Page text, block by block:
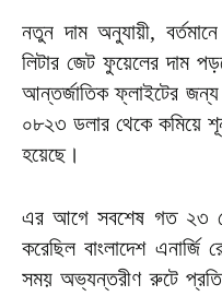
নতুন দাম অনুযায়ী,
লিটার জেট ফুয়েলের দাম
আন্তর্জাতিক ফ্লাইটের জন্য
০৮২৩ ডলার থেকে কমিয়ে
হয়েছে।
এর আগে সবশেষ গত ২৩
করেছিল বাংলাদেশ
সময় অভ্যন্তরীণ রুটে প্রতি